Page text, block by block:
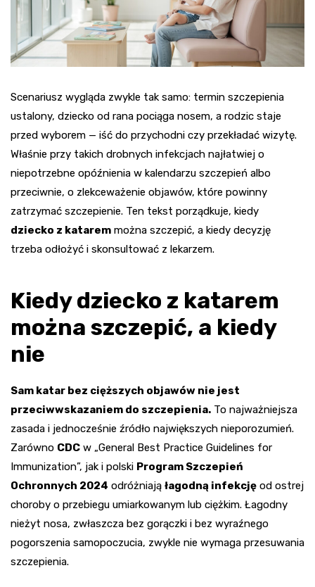
Scenariusz wygląda zwykle tak samo: termin szczepienia
ustalony, dziecko od rana pociąga nosem, a rodzic staje
przed wyborem — iść do przychodni czy przekładać wizytę.
Właśnie przy takich drobnych infekcjach najłatwiej o
niepotrzebne opóźnienia w kalendarzu szczepień albo
przeciwnie, o zlekceważenie objawów, które powinny
zatrzymać szczepienie. Ten tekst porządkuje, kiedy
dziecko z katarem można szczepić, a kiedy decyzję
trzeba odłożyć i skonsultować z lekarzem.
Kiedy dziecko z katarem
można szczepić, a kiedy
nie
Sam katar bez cięższych objawów nie jest
przeciwwskazaniem do szczepienia. To najważniejsza
zasada i jednocześnie źródło największych nieporozumień.
Zarówno CDC w „General Best Practice Guidelines for
Immunization”, jak i polski Program Szczepień
Ochronnych 2024 odróżniają łagodną infekcję od ostrej
choroby o przebiegu umiarkowanym lub ciężkim. Łagodny
nieżyt nosa, zwłaszcza bez gorączki i bez wyraźnego
pogorszenia samopoczucia, zwykle nie wymaga przesuwania
szczepienia.